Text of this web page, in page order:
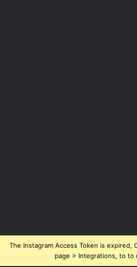
The Instagram Access Token is expired,
page > Integrations, to to